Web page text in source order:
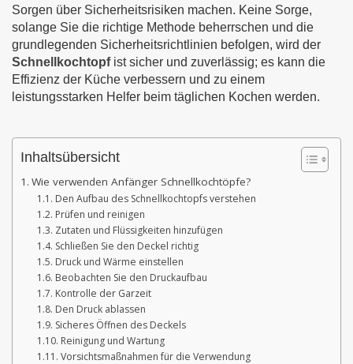
Sorgen über Sicherheitsrisiken machen. Keine Sorge,
solange Sie die richtige Methode beherrschen und die
grundlegenden Sicherheitsrichtlinien befolgen, wird der
Schnellkochtopfist sicher und zuverlässig; es kann die
Effizienz der Küche verbessern und zu einem
leistungsstarken Helfer beim täglichen Kochen werden.
Inhaltsübersicht
Wie verwenden Anfänger Schnellkochtöpfe?
Den Aufbau des Schnellkochtopfs verstehen
Prüfen und reinigen
Zutaten und Flüssigkeiten hinzufügen
Schließen Sie den Deckel richtig
Druck und Wärme einstellen
Beobachten Sie den Druckaufbau
Kontrolle der Garzeit
Den Druck ablassen
Sicheres Öffnen des Deckels
Reinigung und Wartung
Vorsichtsmaßnahmen für die Verwendung